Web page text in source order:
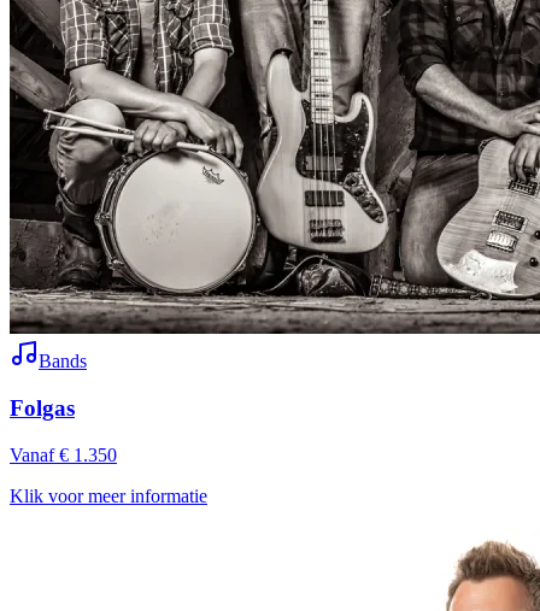
Bands
Folgas
Vanaf € 1.350
Klik voor meer informatie